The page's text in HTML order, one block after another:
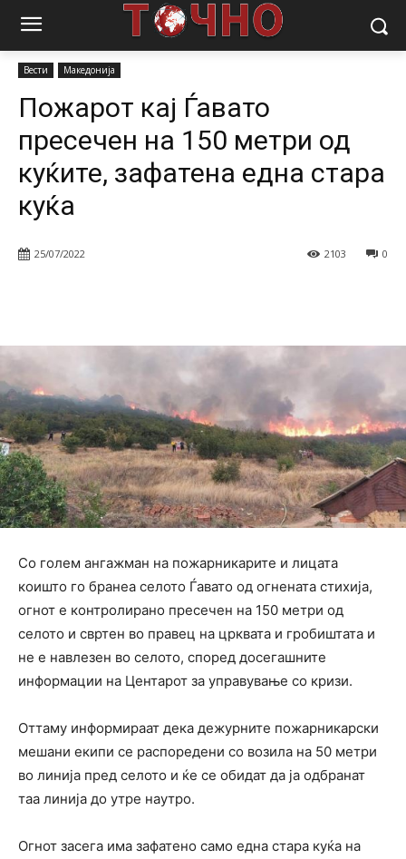
Почетна
Пожарот кај Ѓавато пресечен на 150 метри од
Вести Македонија
Пожарот кај Ѓавато
пресечен на 150 метри од
куќите, зафатена една стара
куќа
25/07/2022 0
2103
Со голем ангажман на пожарникарите и лицата
коишто го бранеа селото Ѓавато од огнената стихија,
огнот е контролирано пресечен на 150 метри од
селото и свртен во правец на црквата и гробиштата и
не е навлезен во селото, според досегашните
информации на Центарот за управување со кризи.
Оттаму информираат дека дежурните пожарникарски
мешани екипи се распоредени со возила на 50 метри
во линија пред селото и ќе се обидат да ја одбранат
таа линија до утре наутро.
Огнот засега има зафатено само една стара куќа на